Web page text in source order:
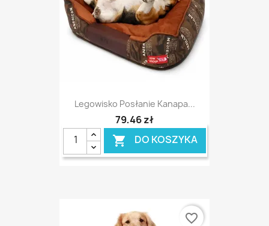
Legowisko Posłanie Kanapa...
79,46 zł
 DO KOSZYKA
favorite_border